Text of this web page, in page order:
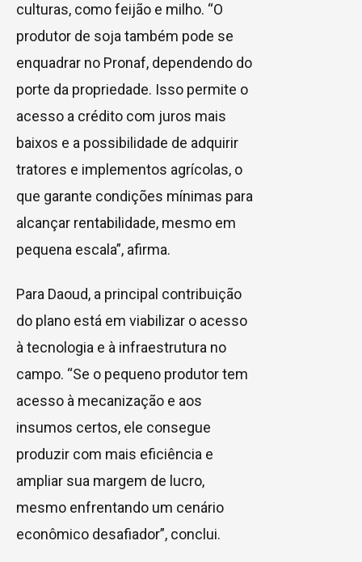
culturas, como feijão e milho. “O
produtor de soja também pode se
enquadrar no Pronaf, dependendo do
porte da propriedade. Isso permite o
acesso a crédito com juros mais
baixos e a possibilidade de adquirir
tratores e implementos agrícolas, o
que garante condições mínimas para
alcançar rentabilidade, mesmo em
pequena escala”, afirma.
Para Daoud, a principal contribuição
do plano está em viabilizar o acesso
à tecnologia e à infraestrutura no
campo. “Se o pequeno produtor tem
acesso à mecanização e aos
insumos certos, ele consegue
produzir com mais eficiência e
ampliar sua margem de lucro,
mesmo enfrentando um cenário
econômico desafiador”, conclui.